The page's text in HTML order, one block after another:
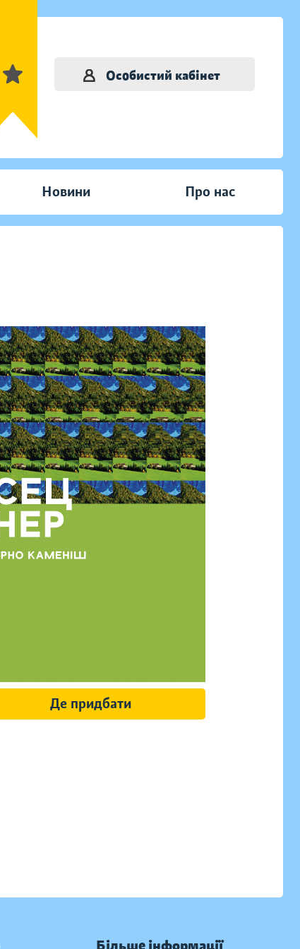
Особистий кабінет
Новини Про нас
Де придбати